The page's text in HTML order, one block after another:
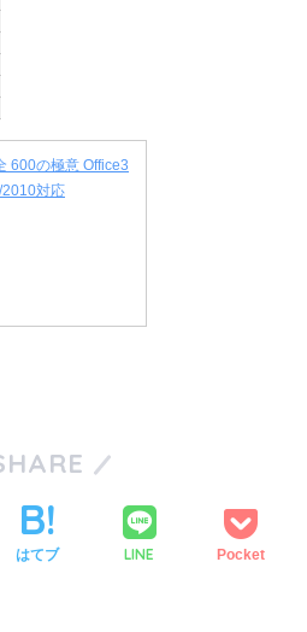
600の極意 Office3
対応
はてブ LINE Pocket